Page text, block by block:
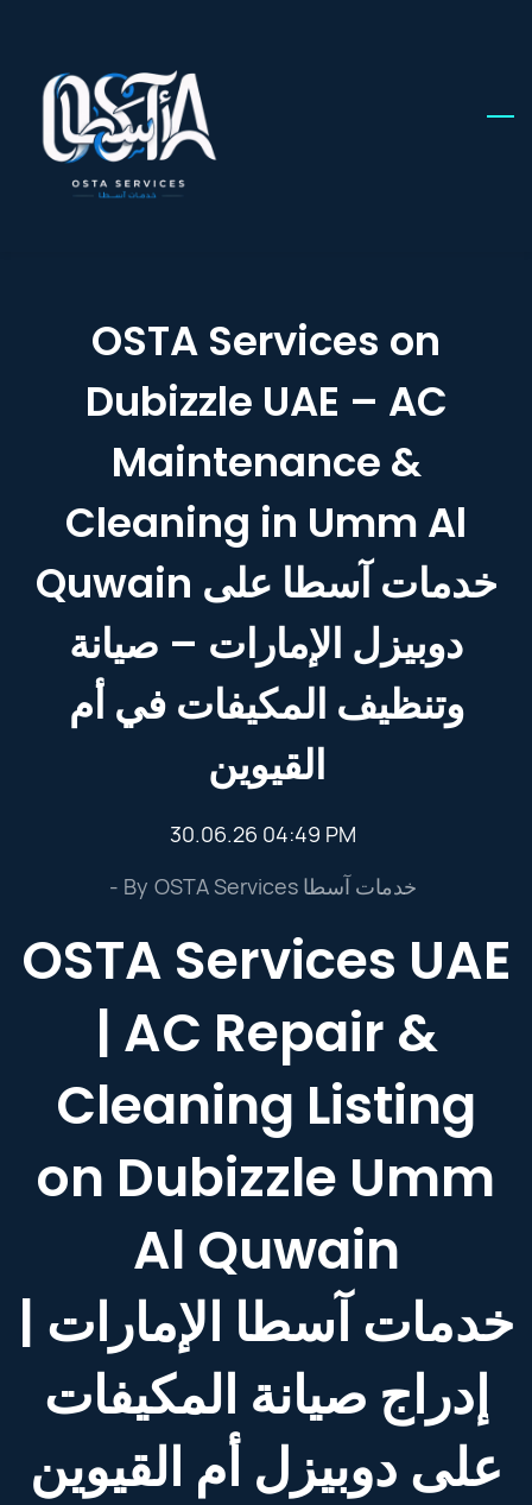
main
content
OSTA Services on
Dubizzle UAE – AC
Maintenance &
Cleaning in Umm Al
Quwain خدمات آسطا على
دوبيزل الإمارات – صيانة
وتنظيف المكيفات في أم
القيوين
30.06.26 04:49 PM
- By
OSTA Services خدمات آسطا
OSTA Services UAE
| AC Repair &
Cleaning Listing
on Dubizzle Umm
Al Quwain
خدمات آسطا الإمارات |
إدراج صيانة المكيفات
على دوبيزل أم القيوين